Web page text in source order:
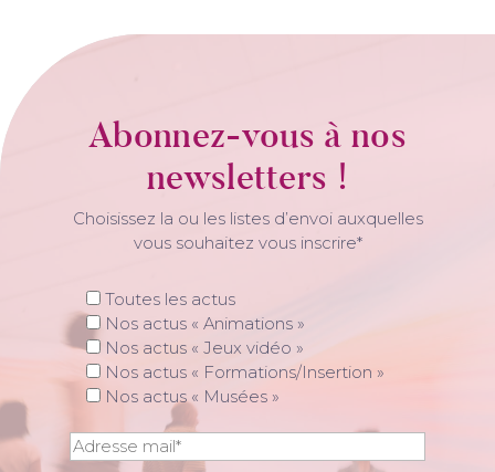
Abonnez-vous à nos
newsletters !
Choisissez la ou les listes d’envoi auxquelles
vous souhaitez vous inscrire*
Toutes les actus
Nos actus « Animations »
Nos actus « Jeux vidéo »
Nos actus « Formations/Insertion »
Nos actus « Musées »